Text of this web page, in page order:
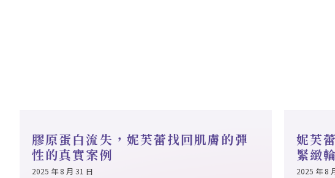
膠原蛋白流失，妮芙蕾找回肌膚的彈
性的真實案例
2025 年 8 月 31 日
妮芙
緊緻
2025 年 8